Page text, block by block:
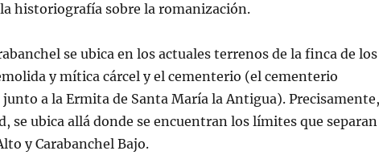
historiografía sobre la romanización.
se ubica en los actuales terrenos de la finca de los
y mítica cárcel y el cementerio (el cementerio
a la Ermita de Santa María la Antigua). Precisamente,
se ubica allá donde se encuentran los límites que separan
y Carabanchel Bajo.